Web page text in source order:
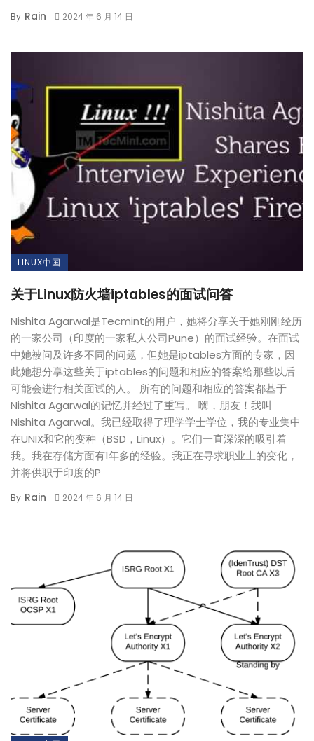
By Rain 2024 年 6 月 14 日
LINUX中国
关于Linux防火墙iptables的面试问答
Nishita Agarwal是Tecmint的用户，她将分享关于她刚刚经历
的一家公司（印度的一家私人公司Pune）的面试经验。在面试
中她被问及许多不同的问题，但她是iptables方面的专家，因
此她想分享这些关于iptables的问题和相应的答案给那些以后
可能会进行相关面试的人。 所有的问题和相应的答案都基于
Nishita Agarwal的记忆并经过了重写。 嗨，朋友！我叫
Nishita Agarwal。我已经取得了理学学士学位，我的专业集中
在UNIX和它的变种（BSD，Linux）。它们一直深深的吸引着
我。我在存储方面有1年多的经验。我正在寻求职业上的变化，
并将供职于印度的P
By Rain 2024 年 6 月 14 日